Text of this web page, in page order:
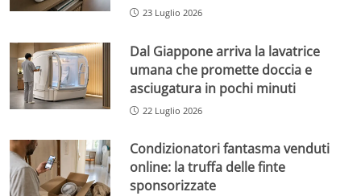
23 Luglio 2026
Dal Giappone arriva la lavatrice
umana che promette doccia e
asciugatura in pochi minuti
22 Luglio 2026
Condizionatori fantasma venduti
online: la truffa delle finte
sponsorizzate